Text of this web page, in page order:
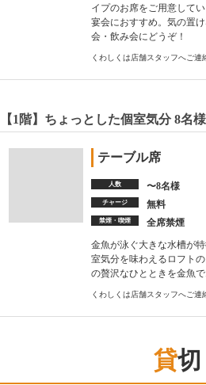
イプのお席をご用意して
宴会におすすめ。気の置
会・飲み会にどうぞ！
くわしくは店舗スタッフへご連
【1階】ちょっとした個室気分 8名
テーブル席
人数 〜8名様
チャージ 無料
禁煙・喫煙
全席禁煙
金魚が泳ぐ大きな水槽が
室気分を味わえるロフト
の贅沢なひとときを金魚で
くわしくは店舗スタッフへご連
貸切